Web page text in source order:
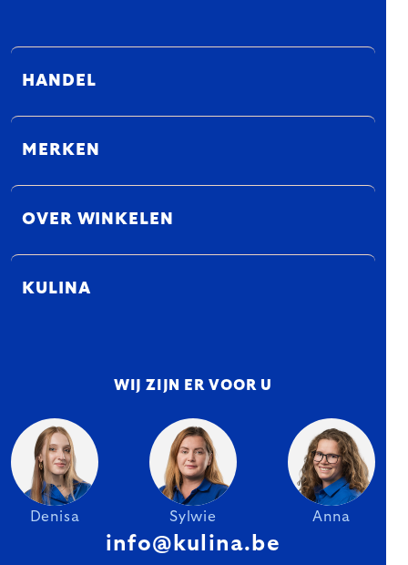
HANDEL
MERKEN
OVER WINKELEN
KULINA
WIJ ZIJN ER VOOR U
Denisa Sylwie Anna
info@kulina.be